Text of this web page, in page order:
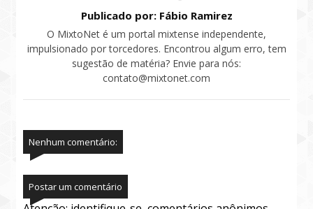
Publicado por: Fábio Ramirez
O MixtoNet é um portal mixtense independente,
impulsionado por torcedores. Encontrou algum erro, tem
sugestão de matéria? Envie para nós:
contato@mixtonet.com
Nenhum comentário:
Postar um comentário